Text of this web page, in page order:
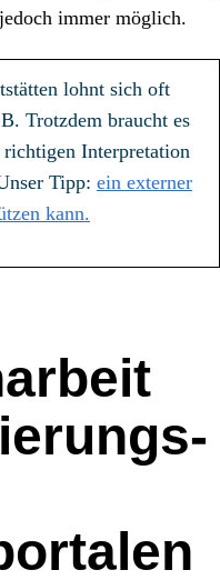
immer möglich.
lohnt sich oft
Trotzdem braucht es
richtigen Interpretation
Tipp: ein externer
kann.